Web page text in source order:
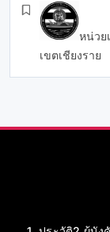
หน่วย
เขตเชียงราย